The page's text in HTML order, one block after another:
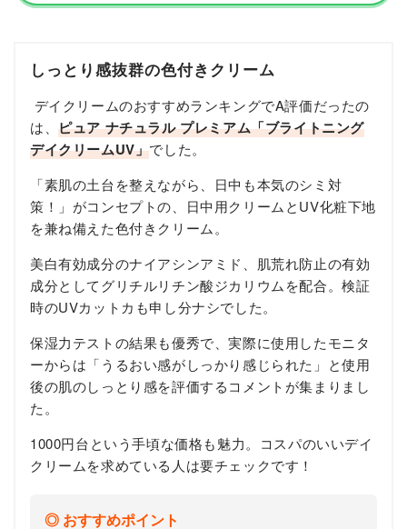
しっとり感抜群の色付きクリーム
デイクリームのおすすめランキングでA評価だったの
は、ピュア ナチュラル プレミアム「ブライトニング
デイクリームUV」でした。
「素肌の土台を整えながら、日中も本気のシミ対
策！」がコンセプトの、日中用クリームとUV化粧下地
を兼ね備えた色付きクリーム。
美白有効成分のナイアシンアミド、肌荒れ防止の有効
成分としてグリチルリチン酸ジカリウムを配合。検証
時のUVカットカも申し分ナシでした。
保湿力テストの結果も優秀で、実際に使用したモニタ
ーからは「うるおい感がしっかり感じられた」と使用
後の肌のしっとり感を評価するコメントが集まりまし
た。
1000円台という手頃な価格も魅力。コスパのいいデイ
クリームを求めている人は要チェックです！
おすすめポイント